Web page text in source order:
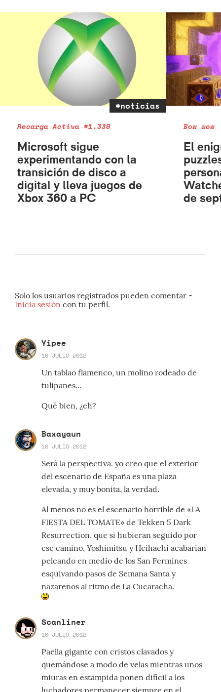
#noticias
Recarga Activa #1.330
Microsoft sigue
experimentando con la
transición de disco a
digital y lleva juegos de
Xbox 360 a PC
Bow wow
El
de
Solo los usuarios registrados pueden comentar -
Inicia sesión con tu perfil.
Yipee
10 JULIO 2012
Un tablao flamenco, un molino rodeado de
tulipanes…
Qué bien, ¿eh?
Baxayaun
10 JULIO 2012
Será la perspectiva. yo creo que el exterior
del escenario de España es una plaza
elevada, y muy bonita, la verdad.
Al menos no es el escenario horrible de «LA
FIESTA DEL TOMATE» de Tekken 5 Dark
Resurrection, que si hubieran seguido por
ese camino, Yoshimitsu y Heihachi acabarían
peleando en medio de los San Fermines
esquivando pasos de Semana Santa y
nazarenos al ritmo de La Cucaracha.
Scanliner
10 JULIO 2012
Paella gigante con cristos clavados y
quemándose a modo de velas mientras unos
miuras en estampida ponen difícil a los